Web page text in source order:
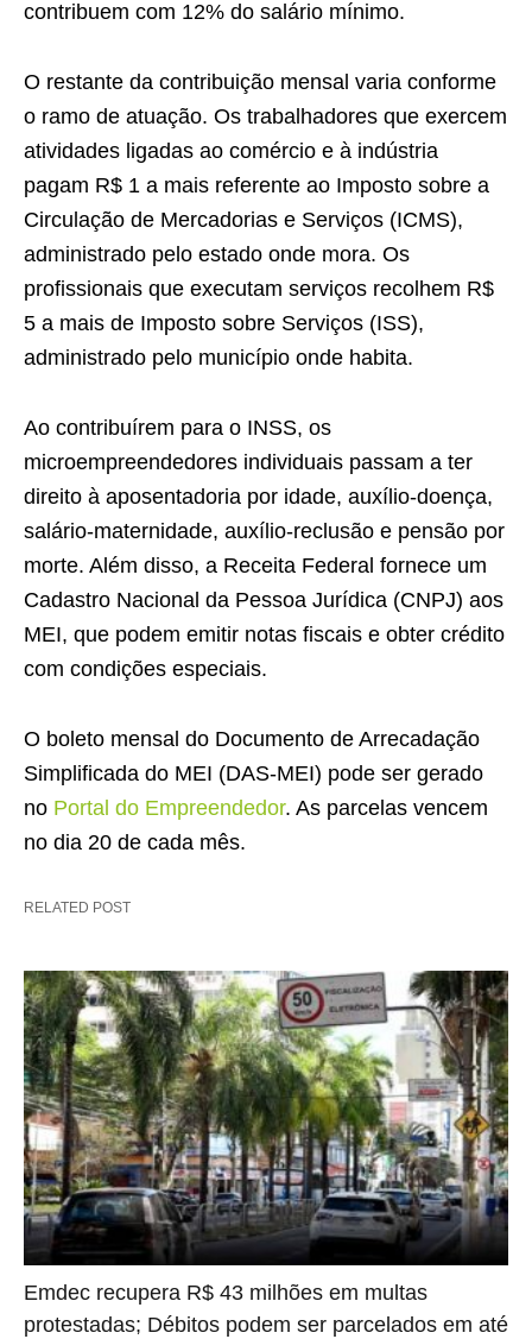
contribuem com 12% do salário mínimo.
O restante da contribuição mensal varia conforme
o ramo de atuação. Os trabalhadores que exercem
atividades ligadas ao comércio e à indústria
pagam R$ 1 a mais referente ao Imposto sobre a
Circulação de Mercadorias e Serviços (ICMS),
administrado pelo estado onde mora. Os
profissionais que executam serviços recolhem R$
5 a mais de Imposto sobre Serviços (ISS),
administrado pelo município onde habita.
Ao contribuírem para o INSS, os
microempreendedores individuais passam a ter
direito à aposentadoria por idade, auxílio-doença,
salário-maternidade, auxílio-reclusão e pensão por
morte. Além disso, a Receita Federal fornece um
Cadastro Nacional da Pessoa Jurídica (CNPJ) aos
MEI, que podem emitir notas fiscais e obter crédito
com condições especiais.
O boleto mensal do Documento de Arrecadação
Simplificada do MEI (DAS-MEI) pode ser gerado
no Portal do Empreendedor. As parcelas vencem
no dia 20 de cada mês.
RELATED POST
Emdec recupera R$ 43 milhões em multas
protestadas; Débitos podem ser parcelados em até